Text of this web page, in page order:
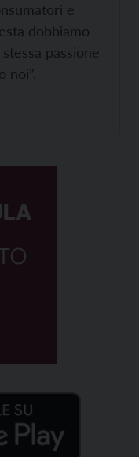
e
dobbiamo
passione
noi”.